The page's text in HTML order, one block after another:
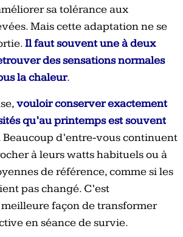
sa tolérance aux
Mais cette adaptation ne se
Il faut souvent une à deux
des sensations normales
la chaleur.
vouloir conserver exactement
qu’au printemps est souvent
Beaucoup d’entre-vous continuent
à leurs watts habituels ou à
de référence, comme si les
pas changé. C’est
façon de transformer
en séance de survie.